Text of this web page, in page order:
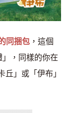
同捆包 ，這個
，同樣的你在
」或「伊布」